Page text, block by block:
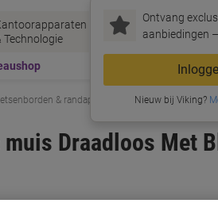
Ontvang
aanbiedingen
Nieuw bij Viking?
Technologie
Inkt &
Toner
Papier,
& Verpakken
& randapparatuur Muizen
Draadloos Met